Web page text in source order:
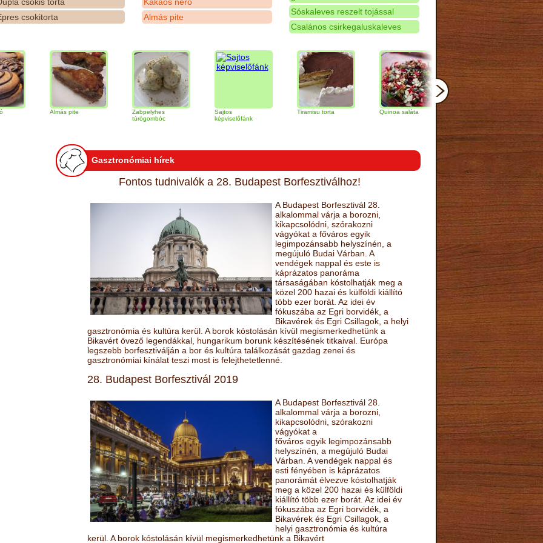
csokitorta
Almás pite
Sóskaleves reszelt tojással
Csalános csirkegaluskaleves
Almás pite
Zabpelyhes
túrógombóc
képviselőfánk
Tiramisu torta Quinoa saláta Mandulás kifli
narancs
Gasztronómiai hírek
Fontos tudnivalók a 28. Budapest Borfesztiválhoz!
A Budapest Borfesztivál 28.
alkalommal várja a borozni,
kikapcsolódni, szórakozni
vágyókat a főváros egyik
legimpozánsabb helyszínén, a
megújuló Budai Várban. A
vendégek nappal és este is
káprázatos panoráma
társaságában kóstolhatják meg a
közel 200 hazai és külföldi kiállító
több ezer borát. Az idei év
fókuszába az Egri borvidék, a
Bikavérek és Egri Csillagok, a helyi
gasztronómia és kultúra kerül. A borok kóstolásán kívül megismerkedhetünk a
Bikavért övező legendákkal, hungarikum borunk készítésének titkaival. Európa
legszebb borfesztiválján a bor és kultúra találkozását gazdag zenei és
gasztronómiai kínálat teszi most is felejthetetlenné.
28. Budapest Borfesztivál 2019
A Budapest Borfesztivál 28.
alkalommal várja a borozni,
kikapcsolódni, szórakozni
vágyókat a
főváros egyik legimpozánsabb
helyszínén, a megújuló Budai
Várban. A vendégek nappal és
esti fényében is káprázatos
panorámát élvezve kóstolhatják
meg a közel 200 hazai és külföldi
kiállító több ezer borát. Az idei év
fókuszába az Egri borvidék, a
Bikavérek és Egri Csillagok, a
helyi gasztronómia és kultúra
kerül. A borok kóstolásán kívül megismerkedhetünk a Bikavért